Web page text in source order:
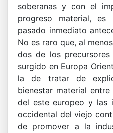
soberanas y con el
progreso material,
pasado inmediato
No es raro que, al
dos de los
surgido en Europa
la de tratar de
bienestar material
del este europeo y las
occidental del viejo
de promover a la